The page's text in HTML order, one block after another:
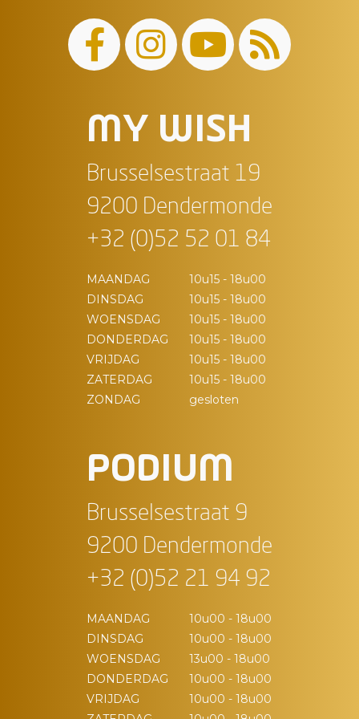
MY WISH
Brusselsestraat 19
9200 Dendermonde
+32 (0)52 52 01 84
MAANDAG
10u15 - 18u00
DINSDAG
10u15 - 18u00
WOENSDAG
10u15 - 18u00
DONDERDAG
10u15 - 18u00
VRIJDAG
10u15 - 18u00
ZATERDAG
10u15 - 18u00
ZONDAG
gesloten
PODIUM
Brusselsestraat 9
9200 Dendermonde
+32 (0)52 21 94 92
MAANDAG
10u00 - 18u00
DINSDAG
10u00 - 18u00
WOENSDAG
13u00 - 18u00
DONDERDAG
10u00 - 18u00
VRIJDAG
10u00 - 18u00